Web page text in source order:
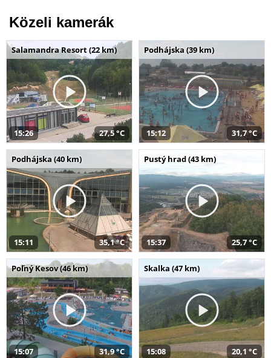
Közeli kamerák
Salamandra Resort (22 km)
15:26 27,5 °C
Podhájska (39 km)
15:12 31,7 °C
Podhájska (40 km)
15:11 35,1 °C
Pustý hrad (43 km)
15:37 25,7 °C
Poľný Kesov (46 km)
15:07 31,9 °C
Skalka (47 km)
15:08 20,1 °C